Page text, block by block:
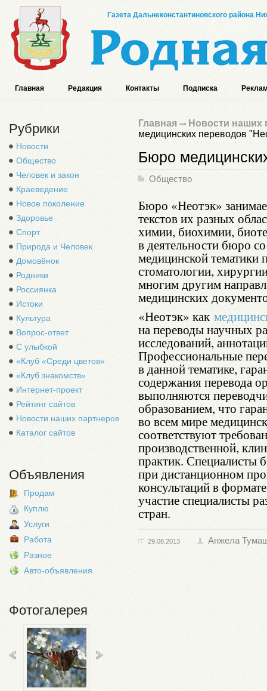
Газета Дальнеконстантиновского района
Главная Редакция Контакты Подписка
Рубрики
Новости
Общество
Человек и закон
Краеведение
Новое поколение
Здоровье
Спорт
Природа и Человек
Домовёнок
Родники
Россиянка
Истоки
Культура
Вопрос-ответ
С улыбкой
«Клуб «Среди цветов»
«Клуб знакомств»
Интернет-проект
Рейтинг сайтов
Новости наших партнеров
Каталог сайтов
Объявления
Продам
Куплю
Услуги
Работа
Разное
Авто-объявления
Фотогалерея
Главная
Новости наших
медицинских переводов
Бюро
Общество
Бюро «Неотэк»
текстов их разных
химии, биохимии,
в деятельности бюро
медицинской тематики
стоматологии,
многим другим
медицинских
«Неотэк» как
на переводы научных
исследований,
Профессиональные
в данной тематике,
содержания перевода
выполняются
образованием, что
во всем мире
соответствуют
производственной,
практик. Специалисты
при дистанционном
консультаций в
участие специалисты
стран.
29.08.2013 Анжела